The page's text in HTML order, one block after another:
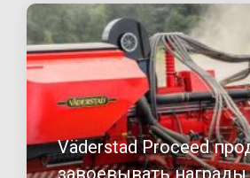
Väderstad Proceed
завоевывать награды